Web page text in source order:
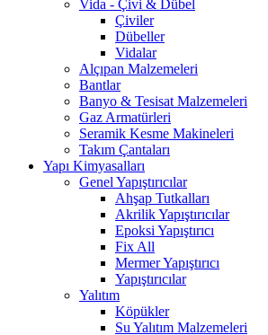
Vida - Çivi & Dübel
Çiviler
Dübeller
Vidalar
Alçıpan Malzemeleri
Bantlar
Banyo & Tesisat Malzemeleri
Gaz Armatürleri
Seramik Kesme Makineleri
Takım Çantaları
Yapı Kimyasalları
Genel Yapıştırıcılar
Ahşap Tutkalları
Akrilik Yapıştırıcılar
Epoksi Yapıştırıcı
Fix All
Mermer Yapıştırıcı
Yapıştırıcılar
Yalıtım
Köpükler
Su Yalıtım Malzemeleri